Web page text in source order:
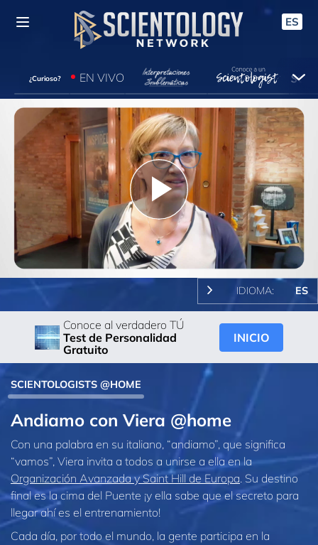
ES
¿Curioso? EN VIVO
Play
Video
IDIOMA: ES
Conoce al verdadero TÚ
Test de Personalidad
Gratuito
INICIO
SCIENTOLOGISTS @HOME
Andiamo con Viera @home
Con una palabra en su italiano, “andiamo”, que significa
“vamos”, Viera invita a todos a unirse a ella en la
Organización Avanzada y Saint Hill de Europa . Su destino
final es la cima del Puente ¡y ella sabe que el secreto para
llegar ahí es el entrenamiento!
Cada día, por todo el mundo, la gente participa en la